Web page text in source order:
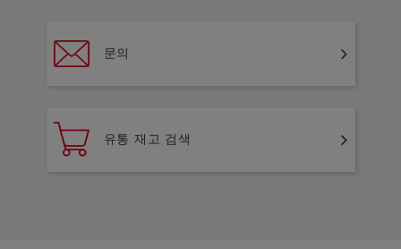
문의
유통 재고 검색